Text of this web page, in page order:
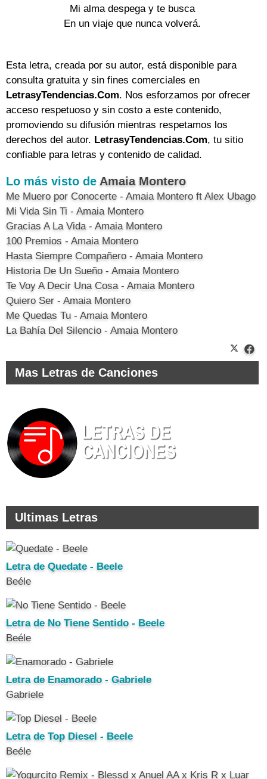
Mi alma despega y te busca
En un viaje que nunca volverá.
Esta letra, creada por su autor, está disponible para
consulta gratuita y sin fines comerciales en
LetrasyTendencias.Com. Nos esforzamos por ofrecer
acceso respetuoso y sin costo a este contenido,
promoviendo su difusión mientras respetamos los
derechos del autor. LetrasyTendencias.Com, tu sitio
confiable para letras y contenido de calidad.
Lo más visto de Amaia Montero
Me Muero por Conocerte - Amaia Montero ft Alex Ubago
Mi Vida Sin Ti - Amaia Montero
Gracias A La Vida - Amaia Montero
100 Premios - Amaia Montero
Hasta Siempre Compañero - Amaia Montero
Historia De Un Sueño - Amaia Montero
Te Voy A Decir Una Cosa - Amaia Montero
Quiero Ser - Amaia Montero
Me Quedas Tu - Amaia Montero
La Bahía Del Silencio - Amaia Montero
Mas Letras de Canciones
Ultimas Letras
Letra de Quedate - Beele
Beéle
Letra de No Tiene Sentido - Beele
Beéle
Letra de Enamorado - Gabriele
Gabriele
Letra de Top Diesel - Beele
Beéle